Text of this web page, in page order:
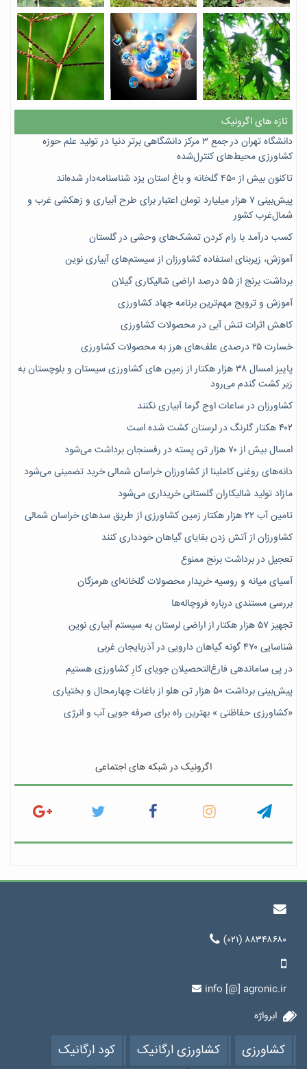
تازه های اگرونیک
دانشگاه تهران در جمع ۳ مرکز دانشگاهی برتر دنیا در تولید علم حوزه
کشاورزی محیط‌های کنترل‌شده
تاکنون بیش از ۴۵۰ گلخانه و باغ استان یزد شناسنامه‌دار شده‌اند
پیش‌بینی ۷‌ هزار میلیارد تومان اعتبار برای طرح آبیاری و زهکشی غرب و
شمال‌غرب کشور
کسب درآمد با رام کردن تمشک‌های وحشی در گلستان
آموزش، زیربنای استفاده کشاورزان از سیستم‌های آبیاری نوین
برداشت برنج از ۵۵ درصد اراضی شالیکاری گیلان
آموزش و ترویج مهم‌ترین برنامه جهاد کشاورزی
کاهش اثرات تنش آبی در محصولات کشاورزی
خسارت ۲۵ درصدی علف‌های هرز به محصولات کشاورزی
پاییز امسال ۳۸ هزار هکتار از زمین های کشاورزی سیستان و بلوچستان به
زیر کشت گندم می‌رود
کشاورزان در ساعات اوج گرما آبیاری نکنند
۴۰۲ هکتار گلرنگ در لرستان کشت شده است
امسال بیش از ۷۰ هزار تن پسته در رفسنجان برداشت می‌شود
دانه‌های روغنی کاملینا از کشاورزان خراسان شمالی خرید تضمینی می‌شود
مازاد تولید شالیکاران گلستانی خریداری می‌شود
تامین آب ۲۲ هزار هکتار زمین کشاورزی از طریق سدهای خراسان شمالی
کشاورزان از آتش زدن بقایای گیاهان خودداری کنند
تعجیل در برداشت برنج ممنوع
آسیای میانه و روسیه خریدار محصولات گلخانه‌ای هرمزگان
بررسی مستندی درباره فروچاله‌ها
تجهیز ۵۷ هزار هکتار از اراضی لرستان به سیستم آبیاری نوین
شناسایی ۴۷٠ گونه گیاهان دارویی در آذربایجان غربی
در پی ساماندهی فارغ‌التحصیلان جویای کارِ کشاورزی هستیم
پیش‎‌بینی برداشت ۵۰ هزار تن هلو از باغات چهارمحال و بختیاری
«کشاورزی حفاظتی » بهترین راه برای صرفه جویی آب و انرژی
اگرونیک در شبکه های اجتماعی
(۰۲۱) ۸۸۳۴۸۶۸۰
info [@] agronic.ir
ابرواژه
کشاورزی کشاورزی ارگانیک کود ارگانیک